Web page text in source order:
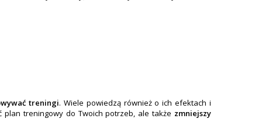
treningi. Wiele powiedzą również o ich efektach i
treningowy do Twoich potrzeb, ale także zmniejszy